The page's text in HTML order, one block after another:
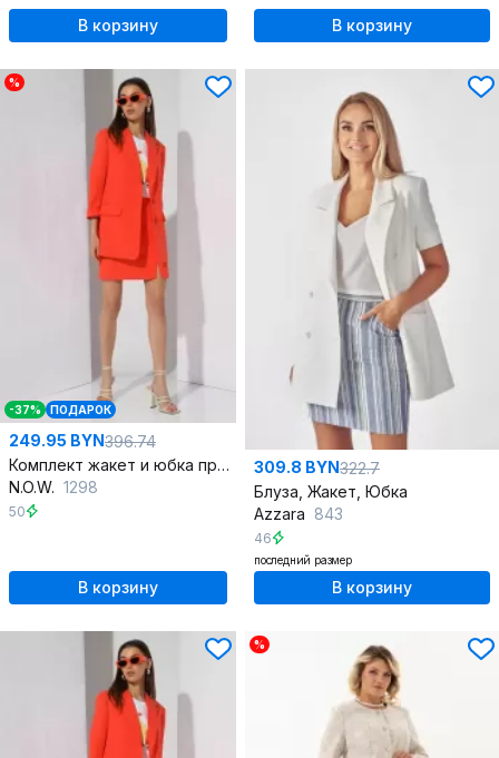
В корзину В корзину
%
-37% ПОДАРОК
249.95 BYN396.74
Комплект жакет и юбка приталенного силуэта
N.O.W. 1298
50
В корзину
309.8 BYN322.7
Блуза, Жакет, Юбка
Azzara 843
46
последний размер
В корзину
%